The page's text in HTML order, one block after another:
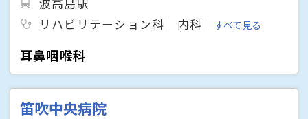
波高島駅
リハビリテーション科
内科 すべて見る
耳鼻咽喉科
笛吹中央病院